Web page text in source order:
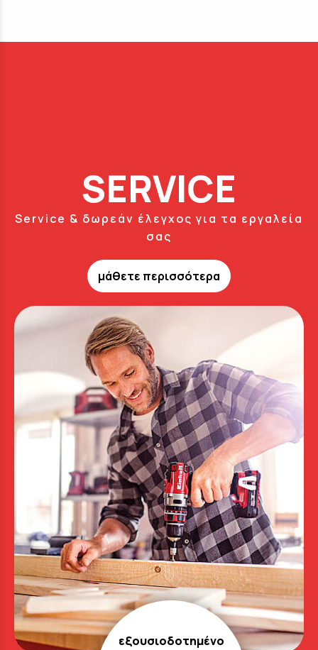
SERVICE
Service & δωρεάν έλεγχος για τα εργαλεία
σας
μάθετε περισσότερα
εξουσιοδοτημένο